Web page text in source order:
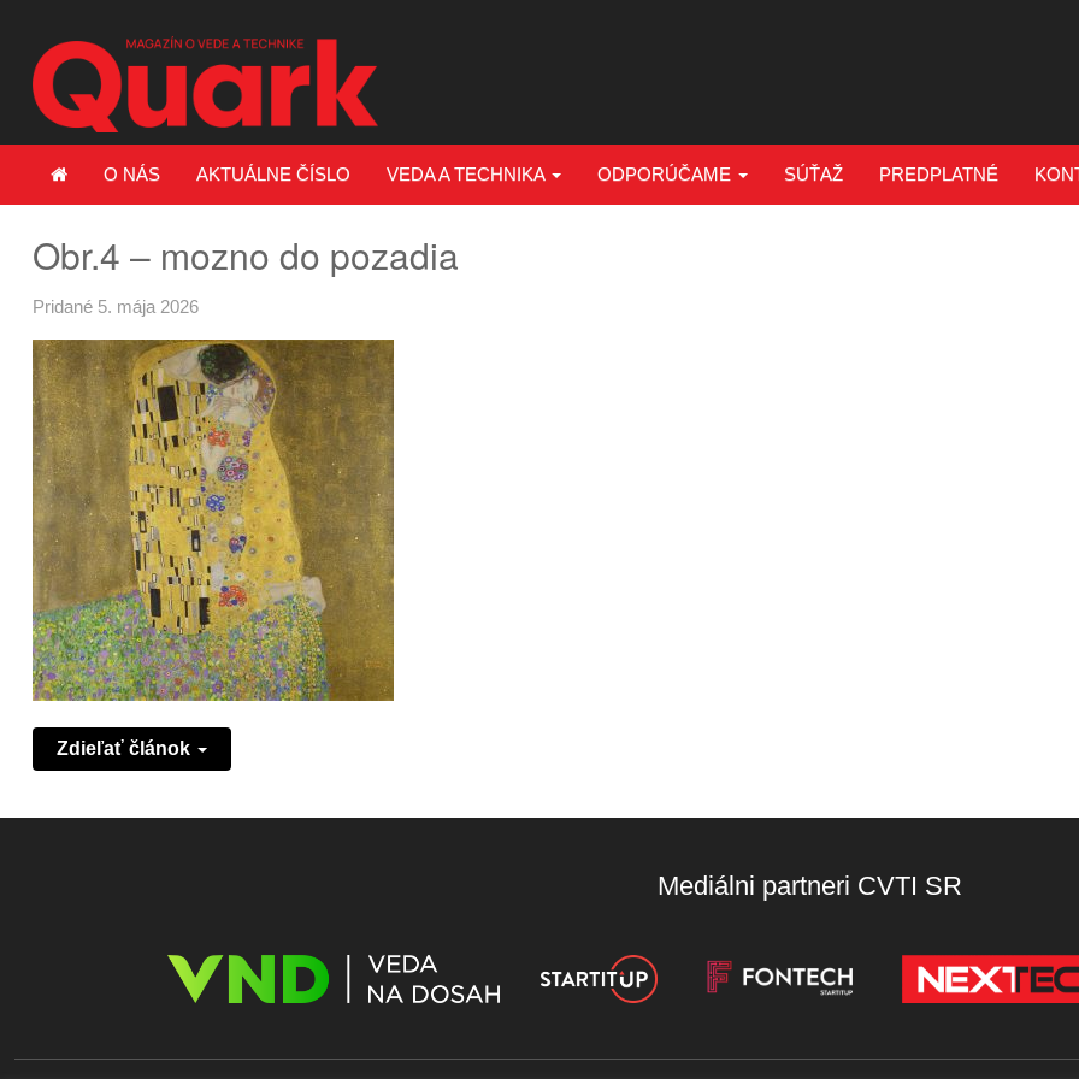
O NÁS AKTUÁLNE ČÍSLO VEDA A TECHNIKA ODPORÚČAME SÚŤAŽ PREDPLATNÉ
Obr.4 – mozno do pozadia
Pridané 5. mája 2026
Zdieľať článok
Mediálni partneri CVTI SR